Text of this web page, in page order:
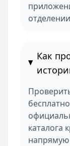
Как
каталога
напрямую